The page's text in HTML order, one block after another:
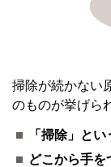
掃除が続かない
のものが挙げら
「掃除」と
どこから手